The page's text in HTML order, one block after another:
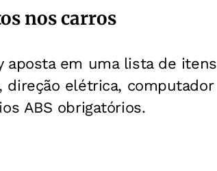
nos carros
aposta em uma lista de itens
elétrica, computador
ABS obrigatórios.